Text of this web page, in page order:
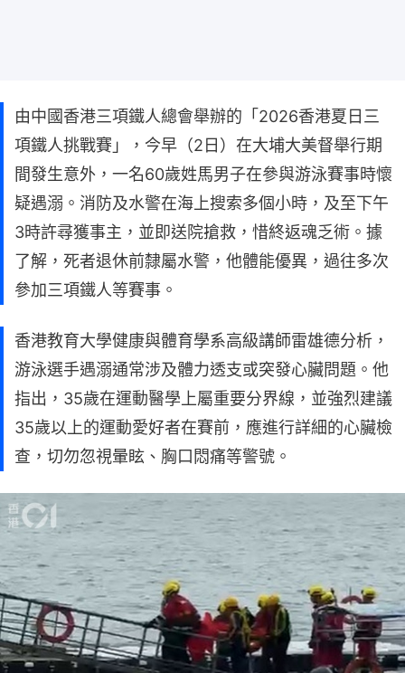
由中國香港三項鐵人總會舉辦的「2026香港夏日三
項鐵人挑戰賽」，今早（2日）在大埔大美督舉行期
間發生意外，一名60歲姓馬男子在參與游泳賽事時懷
疑遇溺。消防及水警在海上搜索多個小時，及至下午
3時許尋獲事主，並即送院搶救，惜終返魂乏術。據
了解，死者退休前隸屬水警，他體能優異，過往多次
參加三項鐵人等賽事。
香港教育大學健康與體育學系高級講師雷雄德分析，
游泳選手遇溺通常涉及體力透支或突發心臟問題。他
指出，35歲在運動醫學上屬重要分界線，並強烈建議
35歲以上的運動愛好者在賽前，應進行詳細的心臟檢
查，切勿忽視暈眩、胸口悶痛等警號。